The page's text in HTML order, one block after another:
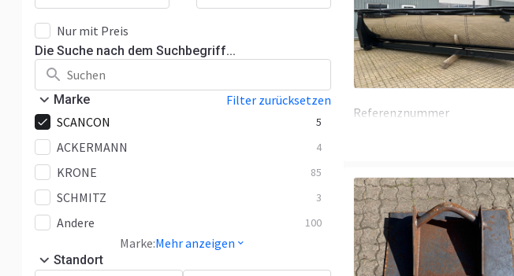
Nur mit Preis
Die Suche nach dem Suchbegriff...
Marke
Filter zurücksetzen
SCANCON
5
ACKERMANN 4
KRONE 85
SCHMITZ 3
Andere 100
Marke:Mehr anzeigen
Standort
Referenznummer